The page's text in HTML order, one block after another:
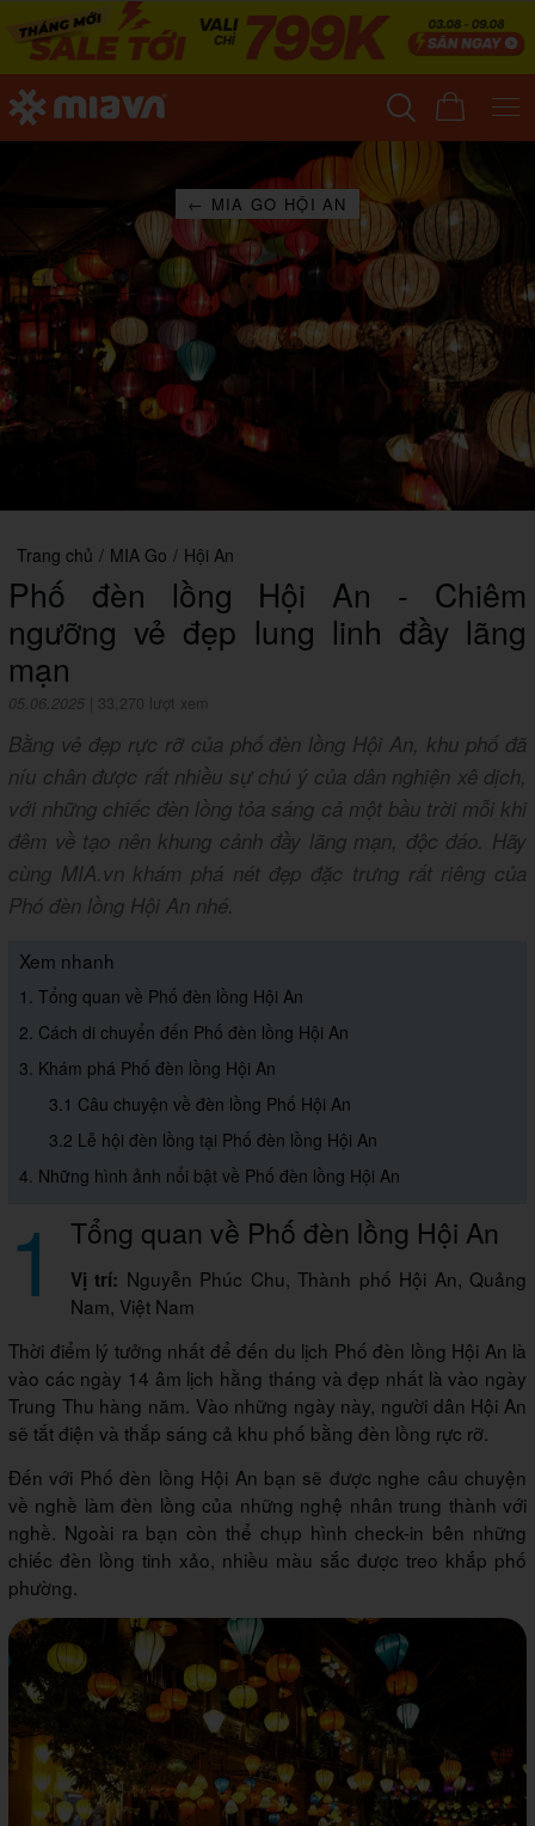
← MIA GO HỘI AN
Trang chủ / MIA Go / Hội An
Phố đèn lồng Hội An - Chiêm
ngưỡng vẻ đẹp lung linh đầy lãng
mạn
05.06.2025 33,270 lượt xem
Bằng vẻ đẹp rực rỡ của phố đèn lồng Hội An, khu phố đã
níu chân được rất nhiều sự chú ý của dân nghiện xê dịch,
với những chiếc đèn lồng tỏa sáng cả một bầu trời mỗi khi
đêm về tạo nên khung cảnh đầy lãng mạn, độc đáo. Hãy
cùng MIA.vn khám phá nét đẹp đặc trưng rất riêng của
Phó đèn lồng Hội An nhé.
Xem nhanh
1. Tổng quan về Phố đèn lồng Hội An
2. Cách di chuyển đến Phố đèn lồng Hội An
3. Khám phá Phố đèn lồng Hội An
3.1 Câu chuyện về đèn lồng Phố Hội An
3.2 Lễ hội đèn lồng tại Phố đèn lồng Hội An
4. Những hình ảnh nổi bật về Phố đèn lồng Hội An
1 Tổng quan về Phố đèn lồng Hội An
Vị trí: Nguyễn Phúc Chu, Thành phố Hội An, Quảng
Nam, Việt Nam
Thời điểm lý tưởng nhất để đến du lịch Phố đèn lồng Hội An là
vào các ngày 14 âm lịch hằng tháng và đẹp nhất là vào ngày
Trung Thu hàng năm. Vào những ngày này, người dân Hội An
sẽ tắt điện và thắp sáng cả khu phố bằng đèn lồng rực rỡ.
Đến với Phố đèn lồng Hội An bạn sẽ được nghe câu chuyện
về nghề làm đèn lồng của những nghệ nhân trung thành với
nghề. Ngoài ra bạn còn thể chụp hình check-in bên những
chiếc đèn lồng tinh xảo, nhiều màu sắc được treo khắp phố
phường.